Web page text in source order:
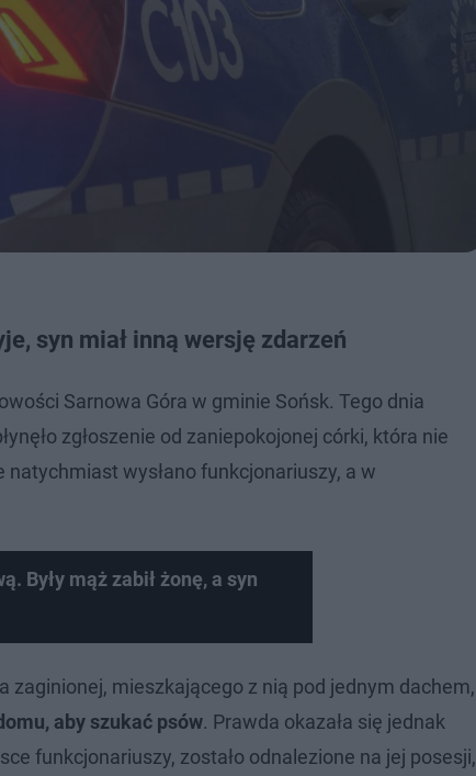
syn miał inną wersję zdarzeń
Sarnowa Góra w gminie Sońsk. Tego dnia
zgłoszenie od zaniepokojonej córki, która nie
wysłano funkcjonariuszy, a w
Były mąż zabił żonę, a syn
zaginionej, mieszkającego z nią pod jednym dachem,
aby szukać psów. Prawda okazała się jednak
funkcjonariuszy, zostało odnalezione na jej posesji,